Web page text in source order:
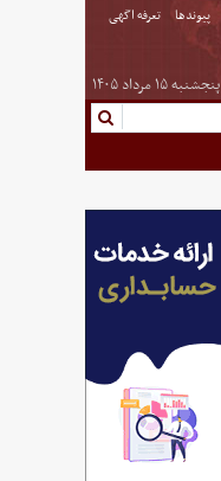
پیوندها تعرفه اگهی
پنجشنبه ۱۵ مرداد ۱۴۰۵